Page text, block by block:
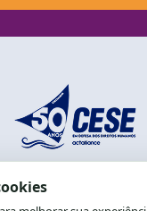
End.: R. da Graça, 150. Graça
CEP: 40.150-055